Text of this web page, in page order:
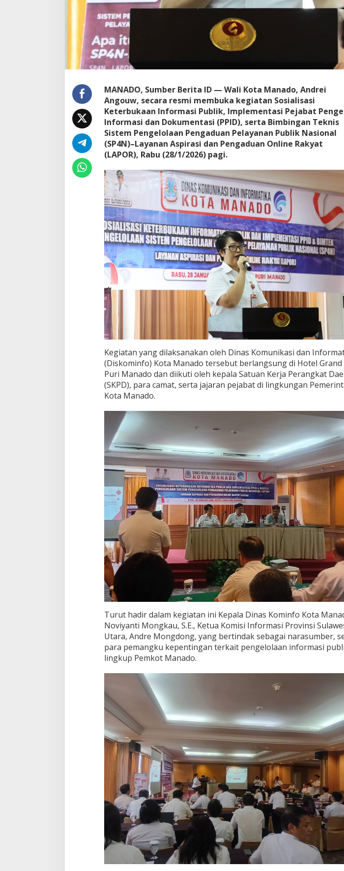
e
n
f
o
r
m
a
s
i
P
d
a
n
B
i
m
t
S
P
O
R
MANADO, Sumber Berita ID — Wali Kota Manado, Andrei
Angouw, secara resmi membuka kegiatan Sosialisasi
Keterbukaan Informasi Publik, Implementasi Pejabat
Informasi dan Dokumentasi (PPID), serta Bimbingan Teknis
Sistem Pengelolaan Pengaduan Pelayanan Publik Nasional
(SP4N)–Layanan Aspirasi dan Pengaduan Online Rakyat
(LAPOR), Rabu (28/1/2026) pagi.
Kegiatan yang dilaksanakan oleh Dinas Komunikasi dan
(Diskominfo) Kota Manado tersebut berlangsung di Hotel Grand
Puri Manado dan diikuti oleh kepala Satuan Kerja Perangkat
(SKPD), para camat, serta jajaran pejabat di lingkungan
Kota Manado.
Turut hadir dalam kegiatan ini Kepala Dinas Kominfo Kota
Noviyanti Mongkau, S.E., Ketua Komisi Informasi Provinsi
Utara, Andre Mongdong, yang bertindak sebagai narasumber,
para pemangku kepentingan terkait pengelolaan informasi
lingkup Pemkot Manado.